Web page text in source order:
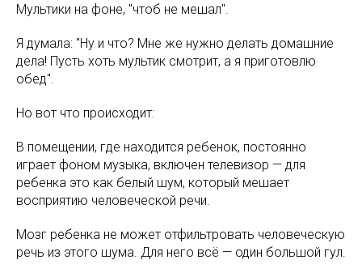
Мультики на фоне, "чтоб не мешал".
Я думала: "Ну и что? Мне же нужно делать домашние
дела! Пусть хоть мультик смотрит, а я приготовлю
обед".
Но вот что происходит:
В помещении, где находится ребенок, постоянно
играет фоном музыка, включен телевизор — для
ребенка это как белый шум, который мешает
восприятию человеческой речи.
Мозг ребенка не может отфильтровать человеческую
речь из этого шума. Для него всё — один большой гул.